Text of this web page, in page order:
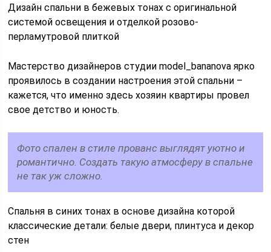
Дизайн спальни в бежевых тонах с оригинальной
системой освещения и отделкой розово-
перламутровой плиткой
Мастерство дизайнеров студии model_bananova ярко
проявилось в создании настроения этой спальни –
кажется, что именно здесь хозяин квартиры провел
свое детство и юность.
Фото спален в стиле прованс выглядят уютно и
романтично. Создать такую атмосферу в спальне
не так уж сложно.
Спальня в синих тонах в основе дизайна которой
классические детали: белые двери, плинтуса и декор
стен